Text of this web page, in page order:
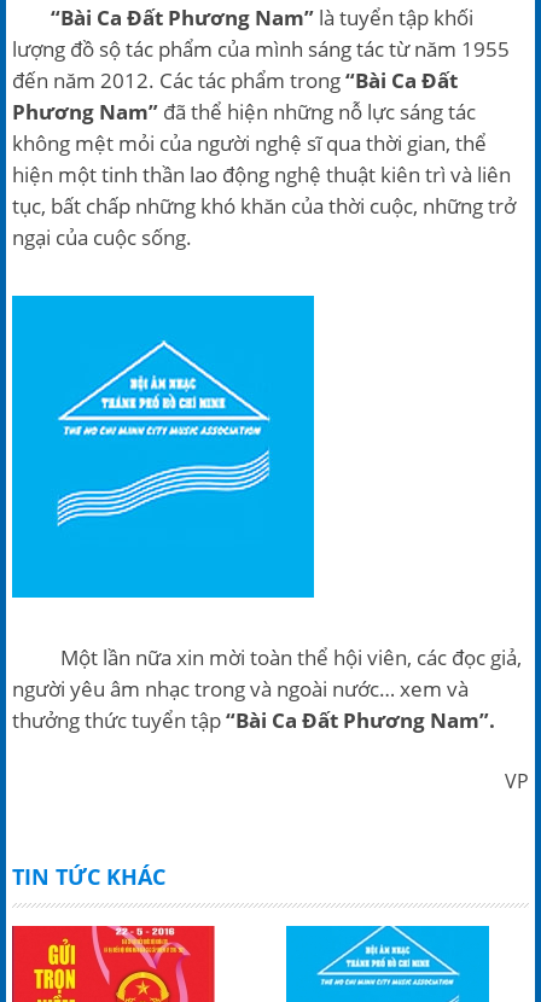
“Bài Ca Đất Phương Nam” là tuyển tập khối
lượng đồ sộ tác phẩm của mình sáng tác từ năm 1955
đến năm 2012. Các tác phẩm trong“Bài Ca Đất
Phương Nam” đã thể hiện những nỗ lực sáng tác
không mệt mỏi của người nghệ sĩ qua thời gian, thể
hiện một tinh thần lao động nghệ thuật kiên trì và liên
tục, bất chấp những khó khăn của thời cuộc, những trở
ngại của cuộc sống.
Một lần nữa xin mời toàn thể hội viên, các đọc giả,
người yêu âm nhạc trong và ngoài nước… xem và
thưởng thức tuyển tập“Bài Ca Đất Phương Nam”.
VP
TIN TỨC KHÁC